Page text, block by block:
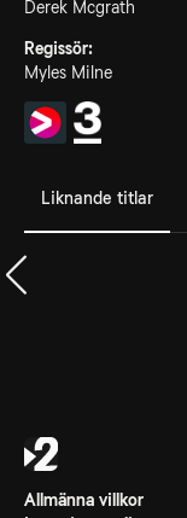
Derek Mcgrath
Regissör:
Myles Milne
Liknande titlar
Allmänna villkor